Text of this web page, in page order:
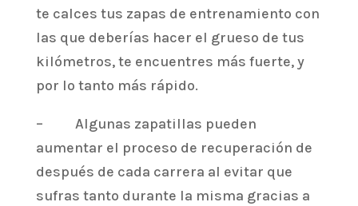
te calces tus zapas de entrenamiento con
las que deberías hacer el grueso de tus
kilómetros, te encuentres más fuerte, y
por lo tanto más rápido.
– Algunas zapatillas pueden
aumentar el proceso de recuperación de
después de cada carrera al evitar que
sufras tanto durante la misma gracias a